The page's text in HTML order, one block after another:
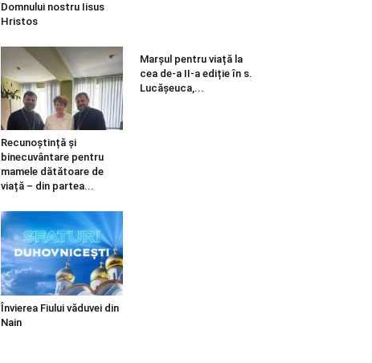
Domnului nostru Iisus
Hristos
Recunoștință și
binecuvântare pentru
mamele dătătoare de
viață – din partea...
Marșul pentru viață la
cea de-a II-a ediție în s.
Lucășeuca,...
Învierea Fiului văduvei din
Nain